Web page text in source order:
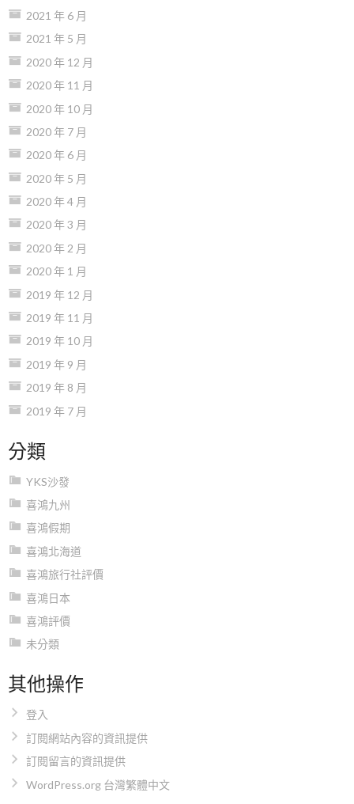
2021 年 6 月
2021 年 5 月
2020 年 12 月
2020 年 11 月
2020 年 10 月
2020 年 7 月
2020 年 6 月
2020 年 5 月
2020 年 4 月
2020 年 3 月
2020 年 2 月
2020 年 1 月
2019 年 12 月
2019 年 11 月
2019 年 10 月
2019 年 9 月
2019 年 8 月
2019 年 7 月
分類
YKS沙發
喜鴻九州
喜鴻假期
喜鴻北海道
喜鴻旅行社評價
喜鴻日本
喜鴻評價
未分類
其他操作
登入
訂閱網站內容的資訊提供
訂閱留言的資訊提供
WordPress.org 台灣繁體中文